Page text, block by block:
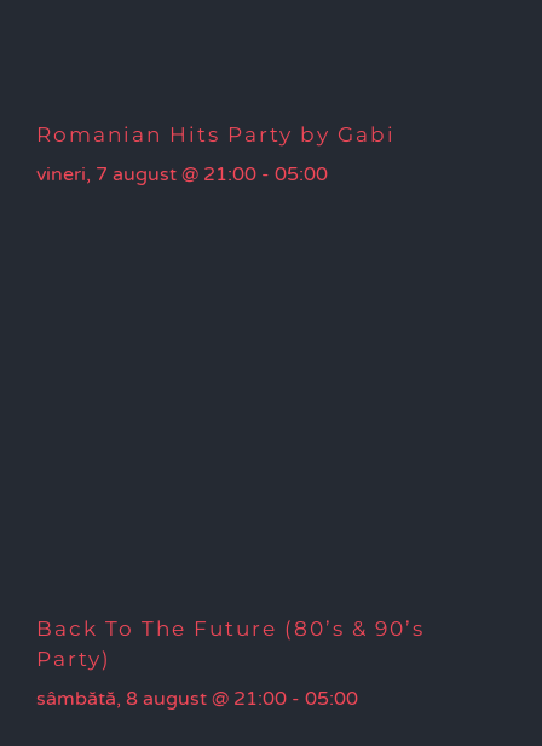
Romanian Hits Party by Gabi
vineri, 7 august @ 21:00 - 05:00
Back To The Future (80’s & 90’s
Party)
sâmbătă, 8 august @ 21:00 - 05:00